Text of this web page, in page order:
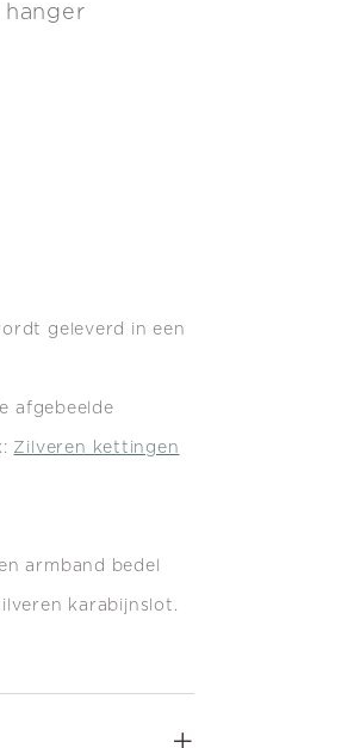
geleverd in een
afgebeelde
Zilveren kettingen
armband bedel
karabijnslot.